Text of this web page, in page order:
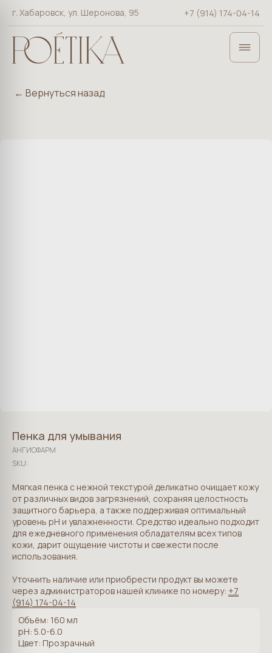
г. Хабаровск, ул. Шеронова, 95 +7 (914) 174-04-14
Пенка для умывания
АНГИОФАРМ
SKU:
Мягкая пенка с нежной текстурой деликатно очищает кожу
от различных видов загрязнений, сохраняя целостность
защитного барьера, а также поддерживая оптимальный
уровень pH и увлажненности. Средство идеально подходит
для ежедневного применения обладателям всех типов
кожи, дарит ощущение чистоты и свежести после
использования.
Уточнить наличие или приобрести продукт вы можете
через администраторов нашей клинике по номеру: +7
(914) 174-04-14
Объём: 160 мл
рН: 5.0-6.0
Цвет: Прозрачный
×